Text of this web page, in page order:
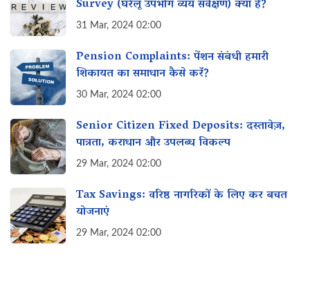
Survey (घरेलू उपभोग व्यय सर्वेक्षण) क्या है?
31 Mar, 2024 02:00
Pension Complaints: पेंशन संबंधी हमारी
शिकायत का समाधान कैसे करें?
30 Mar, 2024 02:00
Senior Citizen Fixed Deposits: दस्तावेज़,
पात्रता, कराधान और उपलब्ध विकल्प
29 Mar, 2024 02:00
Tax Savings: वरिष्ठ नागरिकों के लिए कर बचत
योजनाएं
29 Mar, 2024 02:00